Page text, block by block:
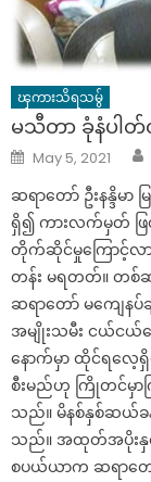
ၾကားသိရသမွ်
မသီတာ ခုံနံပါ
Posted
on
May 5, 2021
ဆရာတော် ဦးနန္ဒိမာ
ရှိ၍ ကားလက်မှတ် ဖ
တိုက်ဆိုင်မှုကြောင့်လာ
တန်း မရတတ်။ တစ်
ဆရာတော် မကျေန
အမျိုးသမီး ငယ်ငယ်
နောက်မှာ ထိုင်ရလ
စီးမည်ဟု ကြိုတင်မှာက
သည်။ မိနစ်နှစ်ဆယ်ခ
သည်။ အထုတ်အပိုးနှင့်
စပယ်ယာက ဆရာတေ